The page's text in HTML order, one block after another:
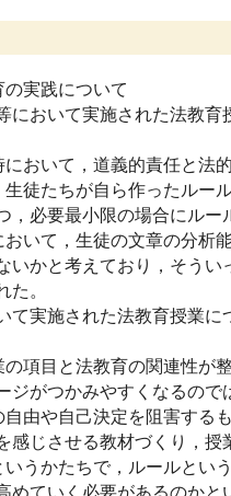
実践について
おいて実施された法教育
おいて，道義的責任と法
徒たちが自ら作ったルー
，必要最小限の場合にル
いて，生徒の文章の分析
いかと考えており，そうい
。
実施された法教育授業に
項目と法教育の関連性が
がつかみやすくなるので
由や自己決定を阻害する
じさせる教材づくり，授
うかたちで，ルールとい
めていく必要があるのか